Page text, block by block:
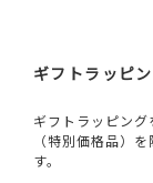
ギフトラッピ
ギフトラッピン
（特別価格品）
す。